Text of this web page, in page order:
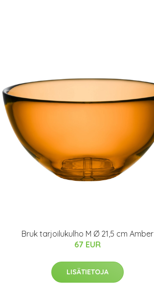
Bruk tarjoilukulho M Ø 21,5 cm Amber
67 EUR
LISÄTIETOJA